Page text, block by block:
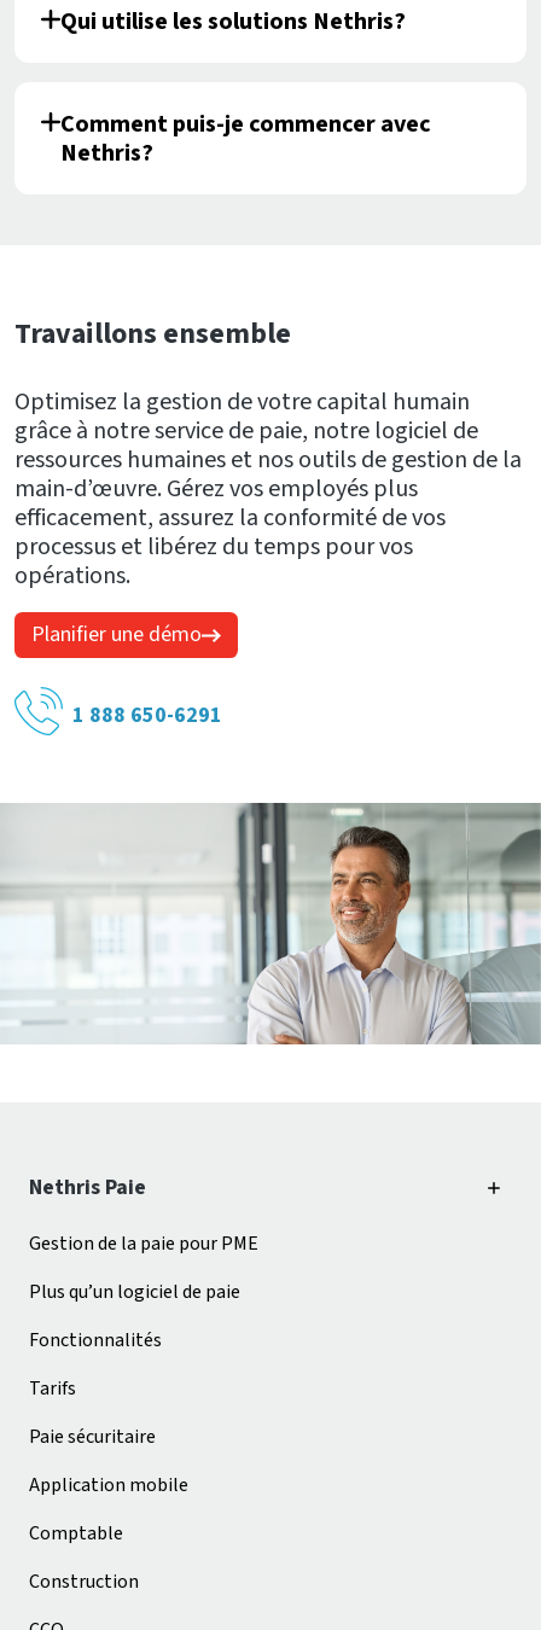
Qui utilise les solutions Nethris?
Comment puis-je commencer avec
Nethris?
Travaillons ensemble
Optimisez la gestion de votre capital humain
grâce à notre service de paie, notre logiciel de
ressources humaines et nos outils de gestion de la
main-d’œuvre. Gérez vos employés plus
efficacement, assurez la conformité de vos
processus et libérez du temps pour vos
opérations.
Planifier une démo
1 888 650-6291
Nethris Paie
Gestion de la paie pour PME
Plus qu’un logiciel de paie
Fonctionnalités
Tarifs
Paie sécuritaire
Application mobile
Comptable
Construction